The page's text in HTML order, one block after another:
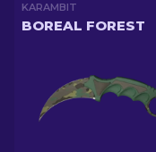
KARAMBIT
BOREAL FOREST